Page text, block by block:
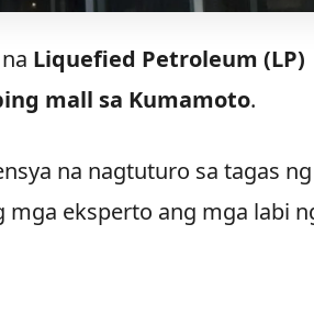
Liquefied Petroleum (LP)
mall sa Kumamoto.
na nagtuturo sa tagas ng
eksperto ang mga labi